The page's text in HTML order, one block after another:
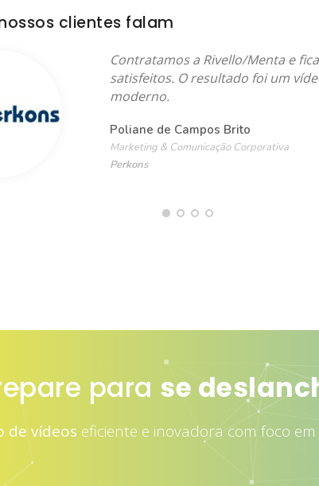
clientes falam
Contratamos a Rivello/Menta e
satisfeitos. O resultado foi um
moderno.
Poliane de Campos Brito
Marketing & Comunicação Corporativa
Perkons
para atrair mais
de vídeos eficiente e inovadora com foco em